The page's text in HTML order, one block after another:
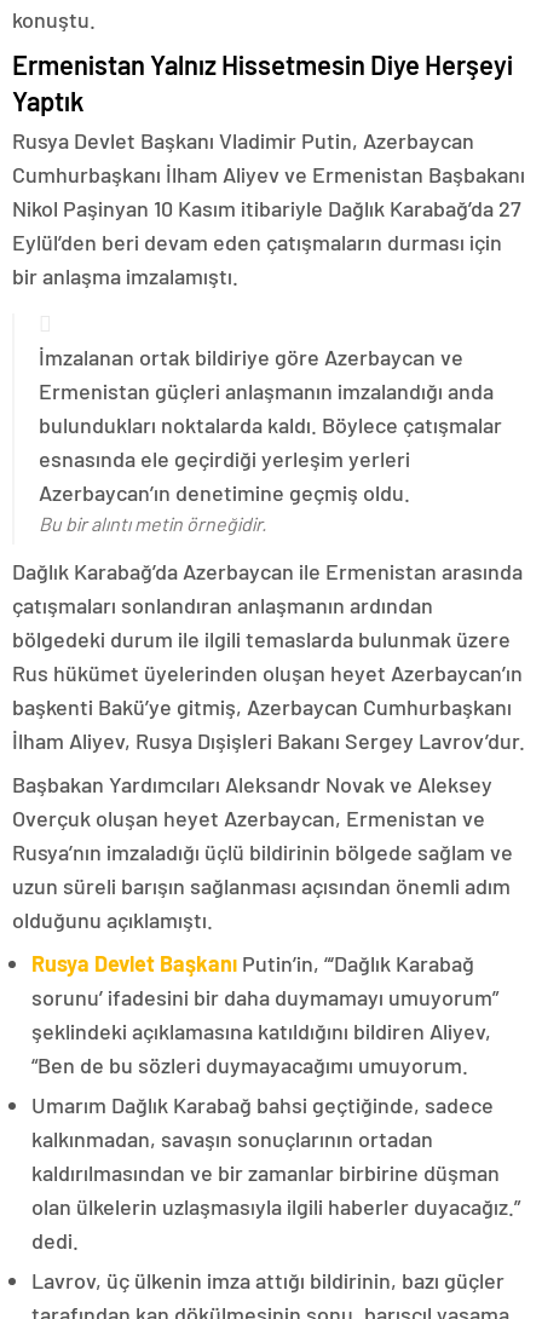
konuştu.
Ermenistan Yalnız Hissetmesin Diye Herşeyi
Yaptık
Rusya Devlet Başkanı Vladimir Putin, Azerbaycan
Cumhurbaşkanı İlham Aliyev ve Ermenistan Başbakanı
Nikol Paşinyan 10 Kasım itibariyle Dağlık Karabağ’da 27
Eylül’den beri devam eden çatışmaların durması için
bir anlaşma imzalamıştı.
İmzalanan ortak bildiriye göre Azerbaycan ve
Ermenistan güçleri anlaşmanın imzalandığı anda
bulundukları noktalarda kaldı. Böylece çatışmalar
esnasında ele geçirdiği yerleşim yerleri
Azerbaycan’ın denetimine geçmiş oldu.
Bu bir alıntı metin örneğidir.
Dağlık Karabağ’da Azerbaycan ile Ermenistan arasında
çatışmaları sonlandıran anlaşmanın ardından
bölgedeki durum ile ilgili temaslarda bulunmak üzere
Rus hükümet üyelerinden oluşan heyet Azerbaycan’ın
başkenti Bakü’ye gitmiş, Azerbaycan Cumhurbaşkanı
İlham Aliyev, Rusya Dışişleri Bakanı Sergey Lavrov’dur.
Başbakan Yardımcıları Aleksandr Novak ve Aleksey
Overçuk oluşan heyet Azerbaycan, Ermenistan ve
Rusya’nın imzaladığı üçlü bildirinin bölgede sağlam ve
uzun süreli barışın sağlanması açısından önemli adım
olduğunu açıklamıştı.
Rusya Devlet Başkanı Putin’in, “‘Dağlık Karabağ
sorunu’ ifadesini bir daha duymamayı umuyorum”
şeklindeki açıklamasına katıldığını bildiren Aliyev,
“Ben de bu sözleri duymayacağımı umuyorum.
Umarım Dağlık Karabağ bahsi geçtiğinde, sadece
kalkınmadan, savaşın sonuçlarının ortadan
kaldırılmasından ve bir zamanlar birbirine düşman
olan ülkelerin uzlaşmasıyla ilgili haberler duyacağız.”
dedi.
Lavrov, üç ülkenin imza attığı bildirinin, bazı güçler